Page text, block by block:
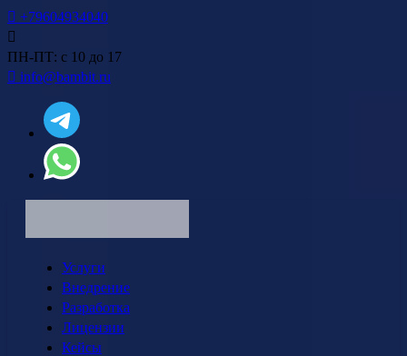
+79604934040
ПН-ПТ: с 10 до 17
info@bambit.ru
Услуги
Внедрение
Разработка
Лицензии
Кейсы